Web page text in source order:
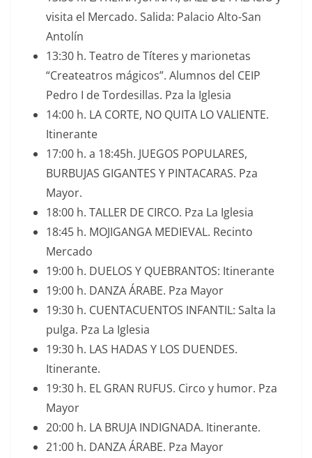
visita el Mercado. Salida: Palacio Alto-San
Antolín
13:30 h. Teatro de Títeres y marionetas
“Createatros mágicos”. Alumnos del CEIP
Pedro I de Tordesillas. Pza la Iglesia
14:00 h. LA CORTE, NO QUITA LO VALIENTE.
Itinerante
17:00 h. a 18:45h. JUEGOS POPULARES,
BURBUJAS GIGANTES Y PINTACARAS. Pza
Mayor.
18:00 h. TALLER DE CIRCO. Pza La Iglesia
18:45 h. MOJIGANGA MEDIEVAL. Recinto
Mercado
19:00 h. DUELOS Y QUEBRANTOS: Itinerante
19:00 h. DANZA ÁRABE. Pza Mayor
19:30 h. CUENTACUENTOS INFANTIL: Salta la
pulga. Pza La Iglesia
19:30 h. LAS HADAS Y LOS DUENDES.
Itinerante.
19:30 h. EL GRAN RUFUS. Circo y humor. Pza
Mayor
20:00 h. LA BRUJA INDIGNADA. Itinerante.
21:00 h. DANZA ÁRABE. Pza Mayor